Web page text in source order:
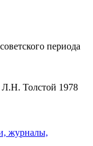
периода
Л.Н. Толстой 1978
журналы,